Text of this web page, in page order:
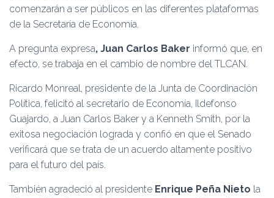
comenzarán a ser públicos en las diferentes platafor­mas
de la Secretaría de Economía.
A pregunta expresa, Juan Carlos Baker informó que, en
efecto, se trabaja en el cambio de nombre del TLCAN.
Ricardo Monreal, presi­dente de la Junta de Coor­dinación
Política, felicitó al secretario de Economía, Ildefonso
Guajardo, a Juan Carlos Baker y a Kenneth Smith, por la
exitosa ne­gociación lograda y confió en que el Senado
verificará que se trata de un acuerdo altamente positivo
para el futuro del país.
También agradeció al presidente Enrique Peña Nieto la